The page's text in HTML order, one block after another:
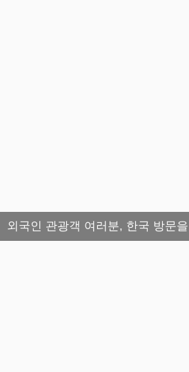
외국인 관광객 여러분, 한국 방문